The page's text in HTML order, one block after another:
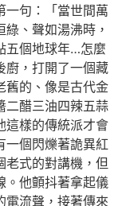
一句：「當世間萬
、聲如湯沸時，
五個地球年…怎麼
廚，打開了一個藏
舊的、像是古代金
二醋三油四辣五蒜
這樣的傳統派才會
一個閃爍著詭異紅
老式的對講機，但
。他顫抖著拿起儀
流聲，接著傳來